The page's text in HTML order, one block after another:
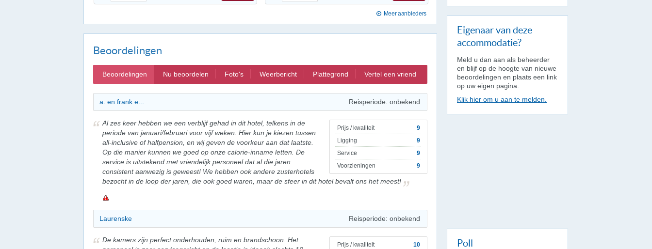
Meer aanbieders
Beoordelingen
Beoordelingen Nu beoordelen Foto's Weerbericht Plattegrond Vertel een vriend
a. en frank e... Reisperiode: onbekend
Prijs / kwaliteit
9
Ligging
9
Service
9
Voorzieningen
9
Al zes keer hebben we een verblijf gehad in dit hotel, telkens in de
periode van januari/februari voor vijf weken. Hier kun je kiezen tussen
all-inclusive of halfpension, en wij geven de voorkeur aan dat laatste.
Op die manier kunnen we goed op onze calorie-inname letten. De
service is uitstekend met vriendelijk personeel dat al die jaren
consistent aanwezig is geweest! We hebben ook andere zusterhotels
bezocht in de loop der jaren, die ook goed waren, maar de sfeer in dit hotel bevalt ons het meest!
Laurenske Reisperiode: onbekend
Prijs / kwaliteit
10
De kamers zijn perfect onderhouden, ruim en brandschoon. Het
Eigenaar van deze
accommodatie?
Meld u dan aan als beheerder
en blijf op de hoogte van nieuwe
beoordelingen en plaats een link
op uw eigen pagina.
Klik hier om u aan te melden.
Poll